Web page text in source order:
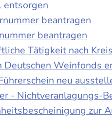
beantragen
beantragen
Tätigkeit nach
Deutschen Weinfonds
neu
- Nichtveranlagungs-
zur